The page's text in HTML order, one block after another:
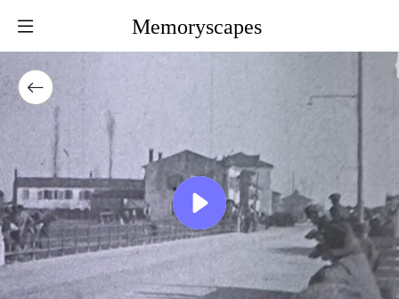
Memoryscapes